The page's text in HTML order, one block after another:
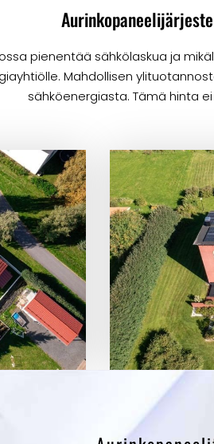
pienentää sähkölaskua ja
Mahdollisen
sähköenergiasta. Tämä hinta